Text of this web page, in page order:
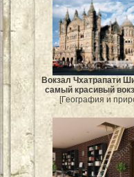
Вокзал Чхатрапати
самый красивый
[География и